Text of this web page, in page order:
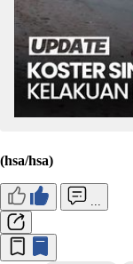
(hsa/hsa)